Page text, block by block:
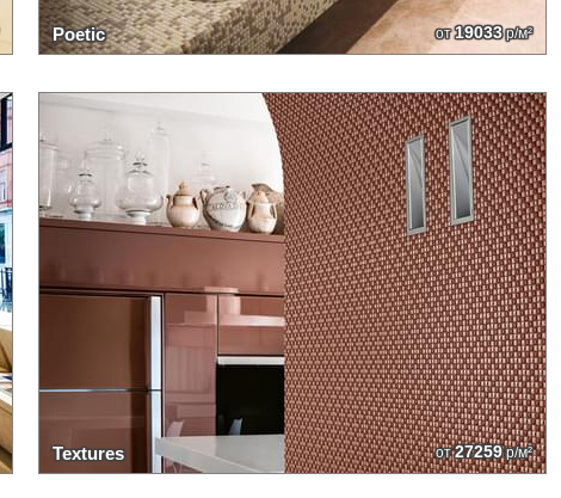
Poetic от19033р/м²
Textures от27259р/м²